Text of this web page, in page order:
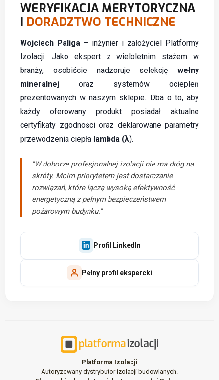
WERYFIKACJA MERYTORYCZNA
I DORADZTWO TECHNICZNE
Wojciech Paliga – inżynier i założyciel Platformy
Izolacji. Jako ekspert z wieloletnim stażem w
branży, osobiście nadzoruje selekcję wełny
mineralnej oraz systemów ociepleń
prezentowanych w naszym sklepie. Dba o to, aby
każdy oferowany produkt posiadał aktualne
certyfikaty zgodności oraz deklarowane parametry
przewodzenia ciepła lambda (λ).
"W doborze profesjonalnej izolacji nie ma dróg na
skróty. Moim priorytetem jest dostarczanie
rozwiązań, które łączą wysoką efektywność
energetyczną z pełnym bezpieczeństwem
pożarowym budynku."
Profil LinkedIn
Pełny profil ekspercki
Platforma Izolacji
Autoryzowany dystrybutor izolacji budowlanych.